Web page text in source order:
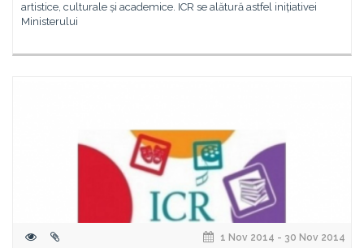
artistice, culturale și academice. ICR se alătură astfel inițiativei
Ministerului
1 Nov 2014 - 30 Nov 2014